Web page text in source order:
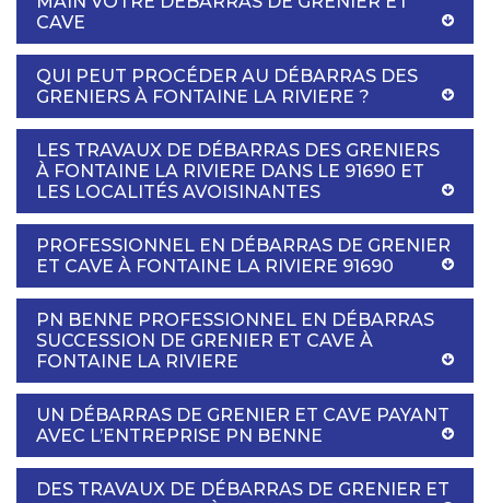
CAVE
QUI PEUT PROCÉDER AU DÉBARRAS DES
GRENIERS À FONTAINE LA RIVIERE ?
LES TRAVAUX DE DÉBARRAS DES GRENIERS
À FONTAINE LA RIVIERE DANS LE 91690 ET
LES LOCALITÉS AVOISINANTES
PROFESSIONNEL EN DÉBARRAS DE GRENIER
ET CAVE À FONTAINE LA RIVIERE 91690
PN BENNE PROFESSIONNEL EN DÉBARRAS
SUCCESSION DE GRENIER ET CAVE À
FONTAINE LA RIVIERE
UN DÉBARRAS DE GRENIER ET CAVE PAYANT
AVEC L’ENTREPRISE PN BENNE
DES TRAVAUX DE DÉBARRAS DE GRENIER ET